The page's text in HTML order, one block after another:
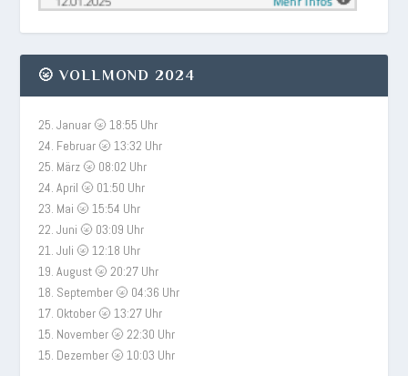
🌝 VOLLMOND 2024
25. Januar 🌝 18:55 Uhr
24. Februar 🌝 13:32 Uhr
25. März 🌝 08:02 Uhr
24. April 🌝 01:50 Uhr
23. Mai 🌝 15:54 Uhr
22. Juni 🌝 03:09 Uhr
21. Juli 🌝 12:18 Uhr
19. August 🌝 20:27 Uhr
18. September 🌝 04:36 Uhr
17. Oktober 🌝 13:27 Uhr
15. November 🌝 22:30 Uhr
15. Dezember 🌝 10:03 Uhr